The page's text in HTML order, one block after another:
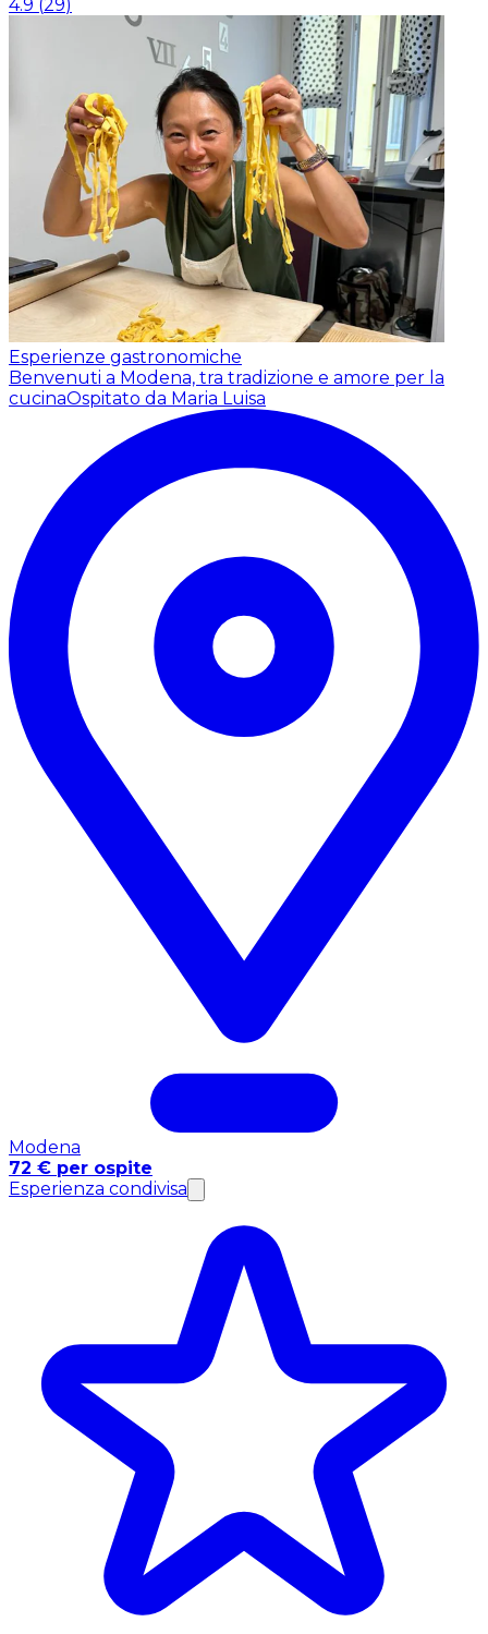
4.9 (29)
Esperienze gastronomiche
Benvenuti a Modena, tra tradizione e amore per la
cucinaOspitato da Maria Luisa
Modena
72 € per ospite
Esperienza condivisa